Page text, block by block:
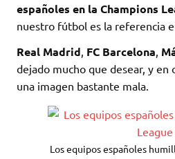
españoles en la Champions
nuestro fútbol es la referencia
Real Madrid, FC Barcelona,
dejado mucho que desear, y en
una imagen bastante mala.
Los equipos españoles